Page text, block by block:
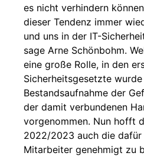
es nicht verhindern
dieser Tendenz immer
und uns in der IT-
sage Arne Schönbohm.
eine große Rolle, in den
Sicherheitsgesetzte wurde
Bestandsaufnahme der
der damit verbundenen
vorgenommen. Nun hofft
2022/2023 auch die
Mitarbeiter genehmigt zu